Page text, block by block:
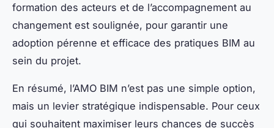
formation des acteurs et de l’accompagnement au
changement est soulignée, pour garantir une
adoption pérenne et efficace des pratiques BIM au
sein du projet.
En résumé, l’AMO BIM n’est pas une simple option,
mais un levier stratégique indispensable. Pour ceux
qui souhaitent maximiser leurs chances de succès